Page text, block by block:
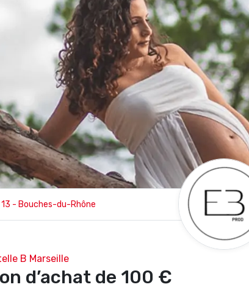
13 - Bouches-du-Rhône
B Marseille
d’achat de 100 €